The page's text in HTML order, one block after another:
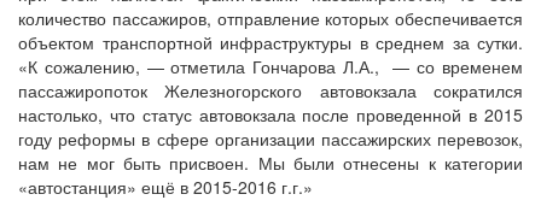
количество пассажиров, отправление которых обеспечивается
объектом транспортной инфраструктуры в среднем за сутки.
«К сожалению, — отметила Гончарова Л.А., — со временем
пассажиропоток Железногорского автовокзала сократился
настолько, что статус автовокзала после проведенной в 2015
году реформы в сфере организации пассажирских перевозок,
нам не мог быть присвоен. Мы были отнесены к категории
«автостанция» ещё в 2015-2016 г.г.»